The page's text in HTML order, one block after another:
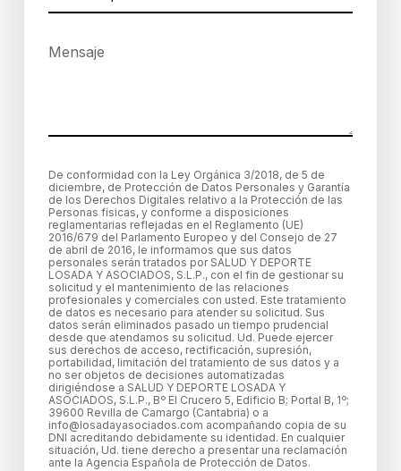
Mensaje
De conformidad con la Ley Orgánica 3/2018, de 5 de
diciembre, de Protección de Datos Personales y Garantía
de los Derechos Digitales relativo a la Protección de las
Personas físicas, y conforme a disposiciones
reglamentarias reflejadas en el Reglamento (UE)
2016/679 del Parlamento Europeo y del Consejo de 27
de abril de 2016, le informamos que sus datos
personales serán tratados por SALUD Y DEPORTE
LOSADA Y ASOCIADOS, S.L.P., con el fin de gestionar su
solicitud y el mantenimiento de las relaciones
profesionales y comerciales con usted. Este tratamiento
de datos es necesario para atender su solicitud. Sus
datos serán eliminados pasado un tiempo prudencial
desde que atendamos su solicitud. Ud. Puede ejercer
sus derechos de acceso, rectificación, supresión,
portabilidad, limitación del tratamiento de sus datos y a
no ser objetos de decisiones automatizadas
dirigiéndose a SALUD Y DEPORTE LOSADA Y
ASOCIADOS, S.L.P., Bº El Crucero 5, Edificio B; Portal B, 1º;
39600 Revilla de Camargo (Cantabria) o a
info@losadayasociados.com acompañando copia de su
DNI acreditando debidamente su identidad. En cualquier
situación, Ud. tiene derecho a presentar una reclamación
ante la Agencia Española de Protección de Datos.